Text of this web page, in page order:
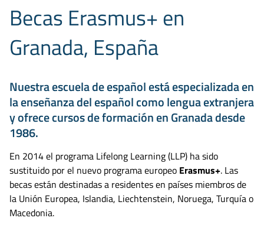
Becas Erasmus+ en
Granada, España
Nuestra escuela de español está especializada en
la enseñanza del español como lengua extranjera
y ofrece cursos de formación en Granada desde
1986.
En 2014 el programa Lifelong Learning (LLP) ha sido
sustituido por el nuevo programa europeo Erasmus+. Las
becas están destinadas a residentes en países miembros de
la Unión Europea, Islandia, Liechtenstein, Noruega, Turquía o
Macedonia.